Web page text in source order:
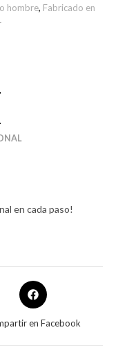
hombre, Fabricado en
en cada paso!
en Facebook